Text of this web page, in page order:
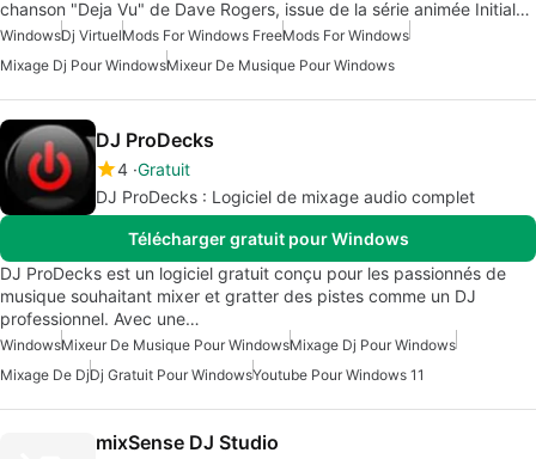
chanson "Deja Vu" de Dave Rogers, issue de la série animée Initial…
WindowsDj VirtuelMods For Windows FreeMods For Windows
Mixage Dj Pour WindowsMixeur De Musique Pour Windows
DJ ProDecks
4 Gratuit
DJ ProDecks : Logiciel de mixage audio complet
Télécharger gratuit pour Windows
DJ ProDecks est un logiciel gratuit conçu pour les passionnés de
musique souhaitant mixer et gratter des pistes comme un DJ
professionnel. Avec une…
WindowsMixeur De Musique Pour WindowsMixage Dj Pour Windows
Mixage De DjDj Gratuit Pour WindowsYoutube Pour Windows 11
mixSense DJ Studio